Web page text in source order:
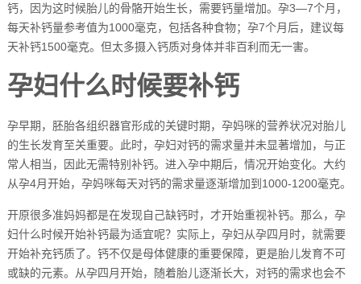
钙，因为这时候胎儿的骨骼开始生长，需要钙量增加。孕3—7个月，
每天补钙量参考值为1000毫克，包括各种食物；孕7个月后，建议每
天补钙1500毫克。但太多摄入钙质对身体并非百利而无一害。
孕妇什么时候要补钙
孕早期，胚胎各组织器官形成的关键时期，孕妈咪的营养状况对胎儿
的生长发育至关重要。此时，孕妇对钙的需求量并未显著增加，与正
常人相当，因此无需特别补钙。进入孕中期后，情况开始变化。大约
从孕4月开始，孕妈咪每天对钙的需求量逐渐增加到1000-1200毫克。
开原很多准妈妈都是在发现自己缺钙时，才开始重视补钙。那么，孕
妇什么时候开始补钙最为适宜呢？实际上，孕妇从孕四月时，就需要
开始补充钙质了。钙不仅是母体健康的重要保障，更是胎儿发育不可
或缺的元素。从孕四月开始，随着胎儿逐渐长大，对钙的需求也会不